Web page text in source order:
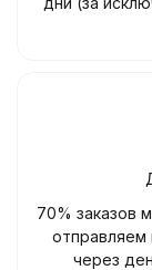
70% заказов
отправляем
через